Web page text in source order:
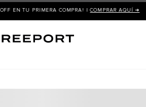
OFF EN TU PRIMERA COMPRA! |COMPRAR AQUÍ ➜